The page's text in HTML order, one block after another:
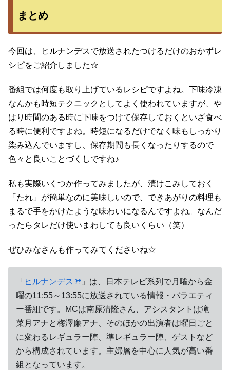
まとめ
今回は、ヒルナンデスで放送されたつけるだけのおかずレ
シピをご紹介しました☆
番組では何度も取り上げているレシピですよね。下味冷凍
なんかも時短テクニックとしてよく使われていますが、や
はり時間のある時に下味をつけて保存しておくといざ食べ
る時に便利ですよね。時短になるだけでなく味もしっかり
染み込んでいますし、保存期間も長くなったりするので
色々と良いことづくしですね♪
私も実際いくつか作ってみましたが、漬けこみしておく
「たれ」が簡単なのに美味しいので、できあがりの料理も
まるで手をかけたような味わいになるんですよね。なんだ
ったらタレだけ使いまわしても良いくらい（笑）
ぜひみなさんも作ってみてくださいね☆
「 ヒルナンデス
」は、日本テレビ系列で月曜から金
曜の11:55～13:55に放送されている情報・バラエティ
ー番組です。MCは南原清隆さん、アシスタントは滝
菜月アナと梅澤廉アナ、そのほかの出演者は曜日ごと
に変わるレギュラー陣、準レギュラー陣、ゲストなど
から構成されています。主婦層を中心に人気が高い番
組となっています。